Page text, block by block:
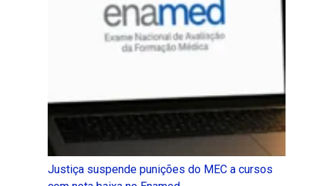
Justiça suspende punições do MEC a cursos